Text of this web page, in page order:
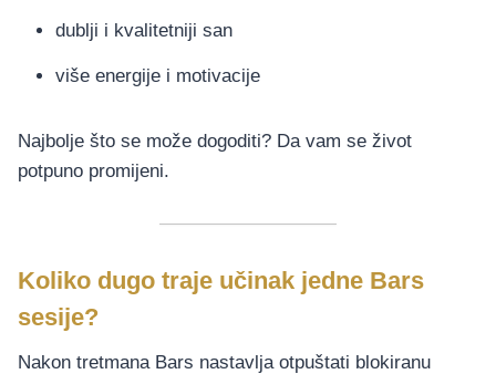
dublji i kvalitetniji san
više energije i motivacije
Najbolje što se može dogoditi? Da vam se život
potpuno promijeni.
Koliko dugo traje učinak jedne Bars
sesije?
Nakon tretmana Bars nastavlja otpuštati blokiranu